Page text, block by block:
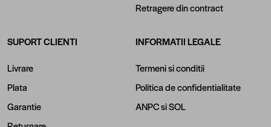
Retragere din contract
SUPORT CLIENTI
Livrare
Plata
Garantie
INFORMATII LEGALE
Termeni si conditii
Politica de confidentialitate
ANPCsiSOL